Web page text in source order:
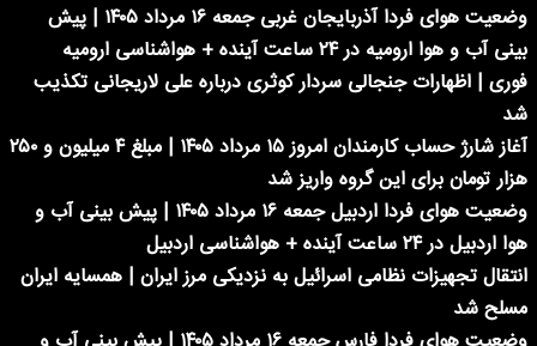
وضعیت هوای فردا آذربایجان غربی جمعه ۱۶ مرداد ۱۴۰۵ | پیش
بینی آب و هوا ارومیه در ۲۴ ساعت آینده + هواشناسی ارومیه
فوری | اظهارات جنجالی سردار کوثری درباره علی لاریجانی تکذیب
شد
آغاز شارژ حساب کارمندان امروز ۱۵ مرداد ۱۴۰۵ | مبلغ ۴ میلیون و ۲۵۰
هزار تومان برای این گروه واریز شد
وضعیت هوای فردا اردبیل جمعه ۱۶ مرداد ۱۴۰۵ | پیش بینی آب و
هوا اردبیل در ۲۴ ساعت آینده + هواشناسی اردبیل
انتقال تجهیزات نظامی اسرائیل به نزدیکی مرز ایران | همسایه ایران
مسلح شد